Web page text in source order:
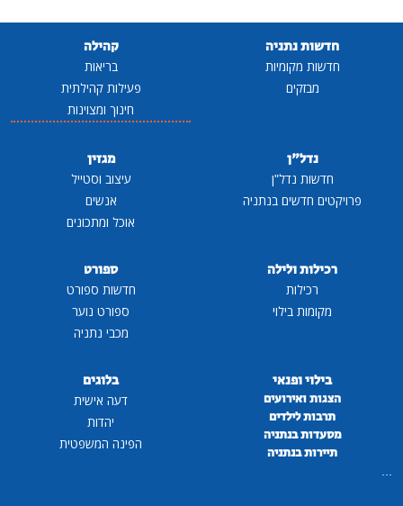
חדשות נתניה
חדשות מקומיות
מבזקים
קהילה
בריאות
פעילות קהילתית
חינוך ומצוינות
נדל"ן
חדשות נדל"ן
פרויקטים חדשים בנתניה
מגזין
עיצוב וסטייל
אנשים
אוכל ומתכונים
רכילות ולילה
רכילות
מקומות בילוי
ספורט
חדשות ספורט
ספורט נוער
מכבי נתניה
בילוי ופנאי
הצגות ואירועים
תרבות לילדים
מסעדות בנתניה
תיירות בנתניה
...
בלוגים
דעה אישית
יהדות
הפינה המשפטית